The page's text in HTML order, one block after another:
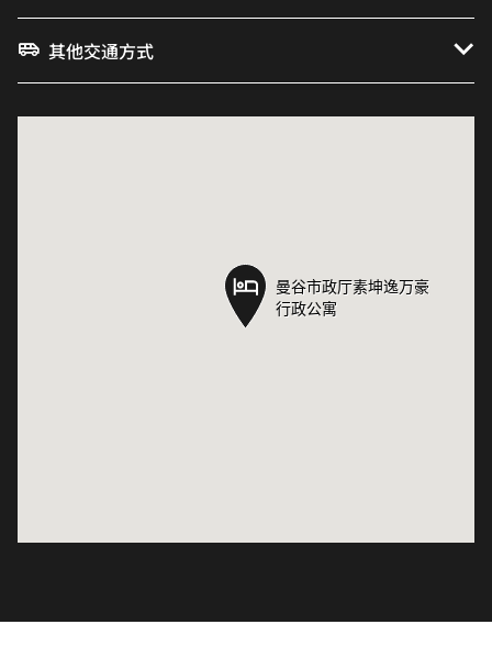
其他交通方式
曼谷市政厅素坤逸万豪
行政公寓
曼谷市政厅素坤逸万豪
行政公寓